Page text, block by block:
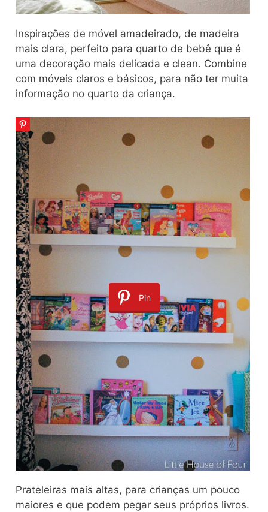
Inspirações de móvel amadeirado, de madeira
mais clara, perfeito para quarto de bebê que é
uma decoração mais delicada e clean. Combine
com móveis claros e básicos, para não ter muita
informação no quarto da criança.
Pin
Prateleiras mais altas, para crianças um pouco
maiores e que podem pegar seus próprios livros.